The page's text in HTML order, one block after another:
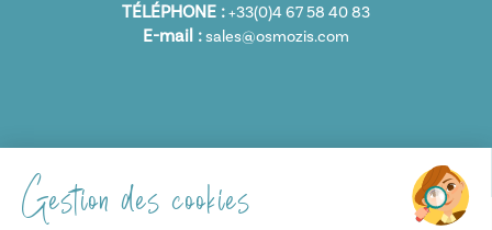
TÉLÉPHONE :+33(0)4 67 58 40 83
E-mail :sales@osmozis.com
Gestion des cookies